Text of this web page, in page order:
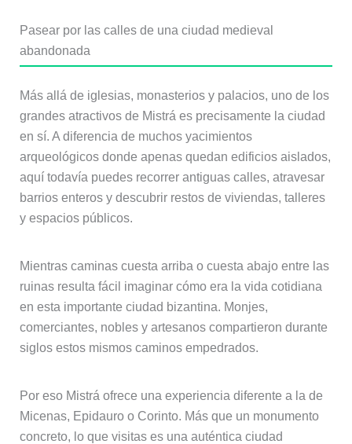
Pasear por las calles de una ciudad medieval
abandonada
Más allá de iglesias, monasterios y palacios, uno de los
grandes atractivos de Mistrá es precisamente la ciudad
en sí. A diferencia de muchos yacimientos
arqueológicos donde apenas quedan edificios aislados,
aquí todavía puedes recorrer antiguas calles, atravesar
barrios enteros y descubrir restos de viviendas, talleres
y espacios públicos.
Mientras caminas cuesta arriba o cuesta abajo entre las
ruinas resulta fácil imaginar cómo era la vida cotidiana
en esta importante ciudad bizantina. Monjes,
comerciantes, nobles y artesanos compartieron durante
siglos estos mismos caminos empedrados.
Por eso Mistrá ofrece una experiencia diferente a la de
Micenas, Epidauro o Corinto. Más que un monumento
concreto, lo que visitas es una auténtica ciudad